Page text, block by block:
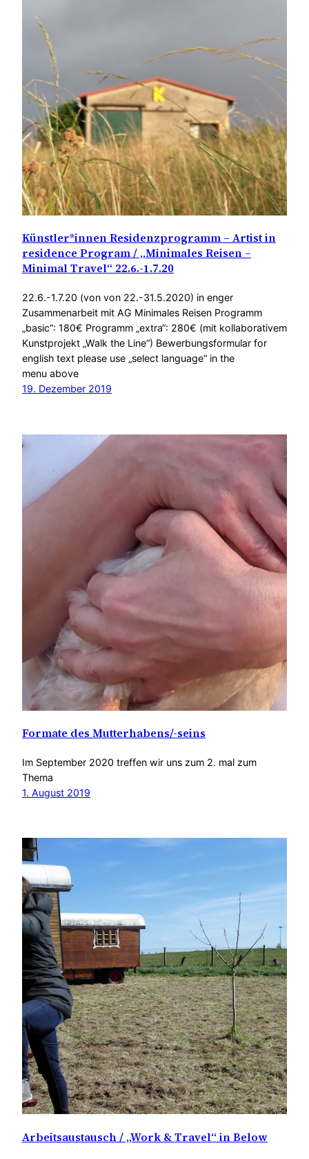
Künstler*innen Residenzprogramm – Artist in
residence Program / „Minimales Reisen –
Minimal Travel“ 22.6.-1.7.20
22.6.-1.7.20 (von von 22.-31.5.2020) in enger
Zusammenarbeit mit AG Minimales Reisen Programm
„basic“: 180€ Programm „extra“: 280€ (mit kollaborativem
Kunstprojekt „Walk the Line“) Bewerbungsformular for
english text please use „select language“ in the
menu above
19. Dezember 2019
Formate des Mutterhabens/-seins
Im September 2020 treffen wir uns zum 2. mal zum
Thema
1. August 2019
Arbeitsaustausch / „Work & Travel“ in Below